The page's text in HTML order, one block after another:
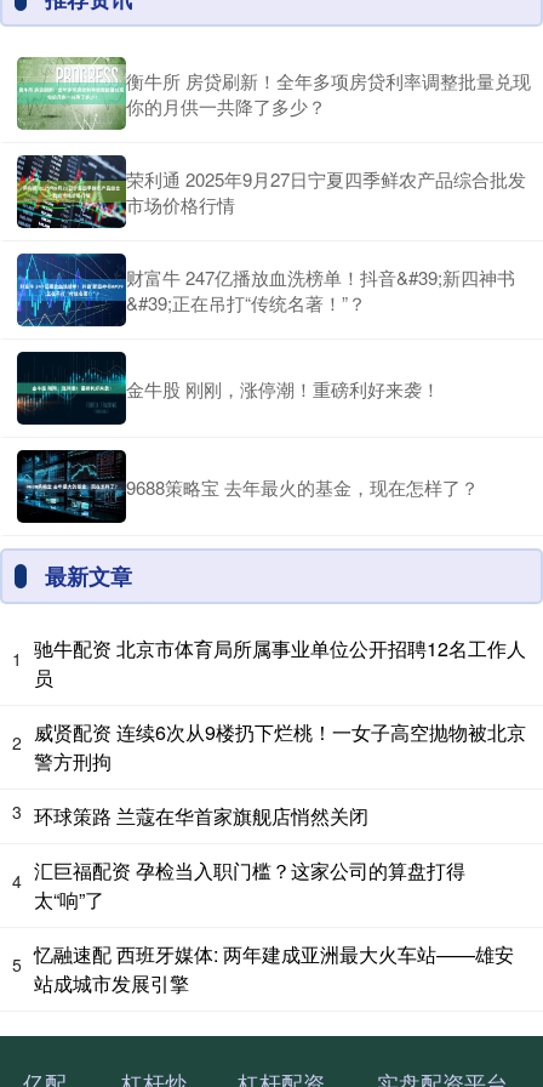
衡牛所 房贷刷新！全年多项房贷利率调整批量兑现
你的月供一共降了多少？
荣利通 2025年9月27日宁夏四季鲜农产品综合批发
市场价格行情
财富牛 247亿播放血洗榜单！抖音&#39;新四神书
&#39;正在吊打“传统名著！”？
金牛股 刚刚，涨停潮！重磅利好来袭！
9688策略宝 去年最火的基金，现在怎样了？
最新文章
1
驰牛配资 北京市体育局所属事业单位公开招聘12名工作人
员
2 威贤配资 连续6次从9楼扔下烂桃！一女子高空抛物被北京
警方刑拘
3 环球策路 兰蔻在华首家旗舰店悄然关闭
4 汇巨福配资 孕检当入职门槛？这家公司的算盘打得
太“响”了
5 忆融速配 西班牙媒体: 两年建成亚洲最大火车站——雄安
站成城市发展引擎